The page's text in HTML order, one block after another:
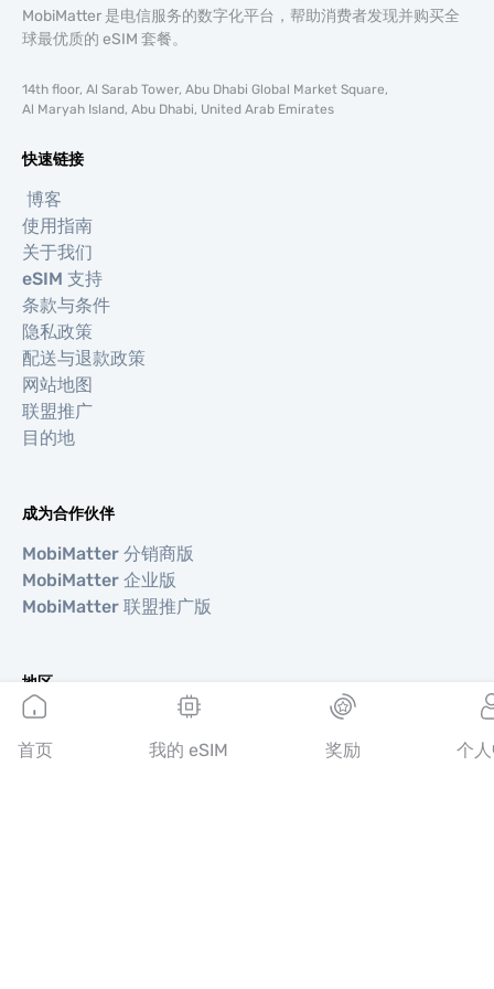
MobiMatter 是电信服务的数字化平台，帮助消费者发现并购买全
球最优质的 eSIM 套餐。
14th floor, Al Sarab Tower, Abu Dhabi Global Market Square,
Al Maryah Island, Abu Dhabi, United Arab Emirates
快速链接
博客
使用指南
关于我们
eSIM 支持
条款与条件
隐私政策
配送与退款政策
网站地图
联盟推广
目的地
成为合作伙伴
MobiMatter 分销商版
MobiMatter 企业版
MobiMatter 联盟推广版
地区
欧洲 eSIM
亚洲 eSIM
首页 我的 eSIM 奖励 个